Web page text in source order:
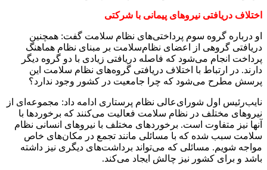
اختلاف دریافتی نیروهای پیمانی با شرکتی
او درباره گروه سوم پرداختی‌های نظام سلامت گفت: همچنین
دریافتی گروهی از اعضای نظام‌سلامت بر مبنای نظام هماهنگ
پرداخت انجام می‌شود که فاصله دریافتی زیادی با دو گروه دیگر
دارند. در ارتباط با اختلاف دریافتی گروه‌های نظام سلامت این
پرسش مطرح می‌شود که چرا جامعیت در کشور وجود ندارد؟
نایب‌رئیس اول شورای‌عالی نظام پرستاری ادامه داد: مجموعه‌ای از
نیروهای مختلف در نظام سلامت فعالیت می‌کنند که برخوردها با
آنها نیز متفاوت است. برخوردهای مختلف با نیروهای انسانی نظام‌
سلامت سبب شده که با مسائلی مانند تجمع در مکان‌های خاص
مواجه شویم. مسائلی که می‌تواند برداشت‌های دیگری نیز داشته
باشد و برای کشور نیز چالش ایجاد می‌کند.